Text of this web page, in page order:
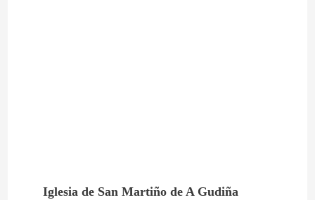
Iglesia de San Martiño de A Gudiña